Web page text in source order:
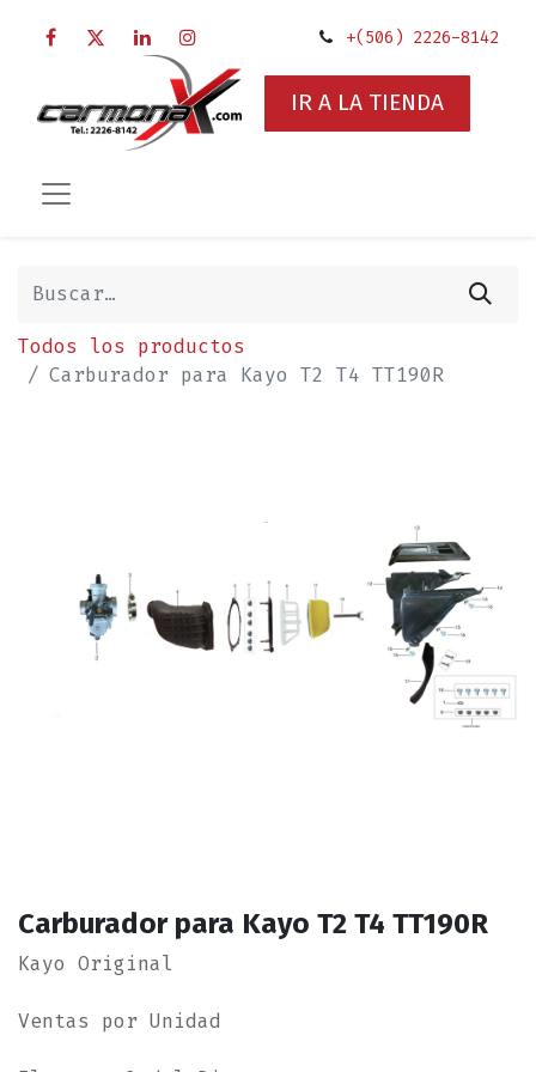
+(506) 2226-8142
IR A LA TIENDA
Todos los productos
Carburador para Kayo T2 T4 TT190R
Carburador para Kayo T2 T4 TT190R
Kayo Original
Ventas por Unidad